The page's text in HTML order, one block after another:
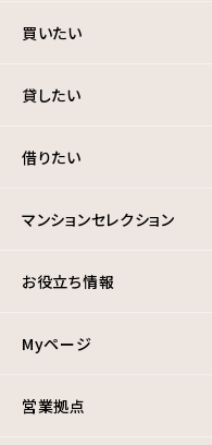
買いたい
貸したい
借りたい
マンションセレクション
お役立ち情報
Myページ
営業拠点